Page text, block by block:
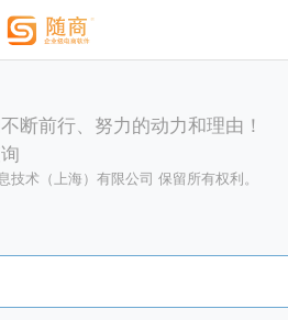
断前行、努力的动力和理由！
术（上海）有限公司 保留所有权利。